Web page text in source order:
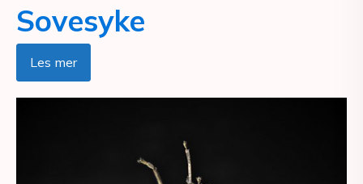
Sovesyke
Les mer